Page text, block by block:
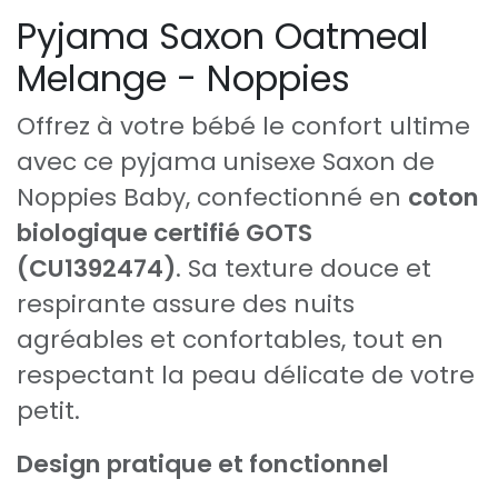
Pyjama Saxon Oatmeal
Melange - Noppies
Offrez à votre bébé le confort ultime
avec ce pyjama unisexe Saxon de
Noppies Baby, confectionné en coton
biologique certifié GOTS
(CU1392474). Sa texture douce et
respirante assure des nuits
agréables et confortables, tout en
respectant la peau délicate de votre
petit.
Design pratique et fonctionnel